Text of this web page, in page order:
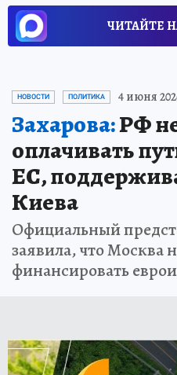
ЧИТАЙТЕ
НОВОСТИ ПОЛИТИКА 4 июня
Захарова:РФ
оплачивать
ЕС,
Киева
Официальный
заявила, что Москва
финансировать